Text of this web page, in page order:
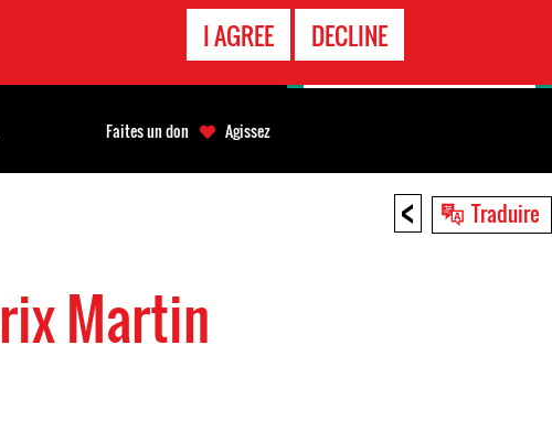
I AGREE DECLINE
< Traduire
Martin
Faites un don Agissez
D'URGENCE